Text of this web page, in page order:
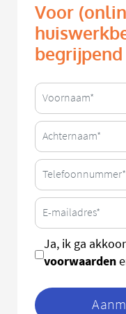
Voor
Ja, ik ga
voorwaarden